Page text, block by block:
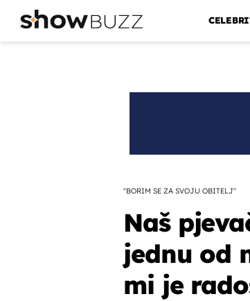
''BORIM SE ZA SVOJU OBITELJ''
Naš
jednu od
mi je